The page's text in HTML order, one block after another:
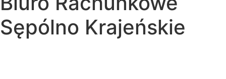
Sępólno Krajeńskie